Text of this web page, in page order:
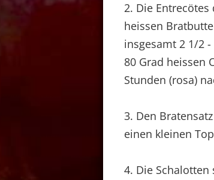
2. Die
heissen
insgesamt 2 1/2
80 Grad heissen
Stunden (rosa)
3. Den
einen kleinen
4. Die